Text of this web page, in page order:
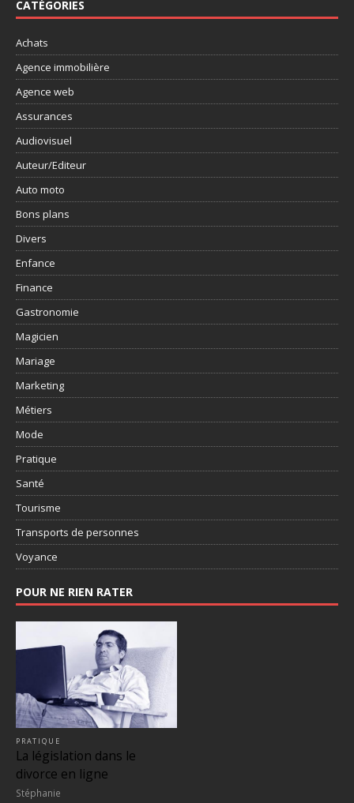
CATÉGORIES
Achats
Agence immobilière
Agence web
Assurances
Audiovisuel
Auteur/Editeur
Auto moto
Bons plans
Divers
Enfance
Finance
Gastronomie
Magicien
Mariage
Marketing
Métiers
Mode
Pratique
Santé
Tourisme
Transports de personnes
Voyance
POUR NE RIEN RATER
PRATIQUE
La législation dans le
divorce en ligne
Stéphanie